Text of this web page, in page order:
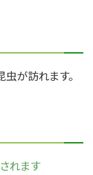
が訪れます。
れます